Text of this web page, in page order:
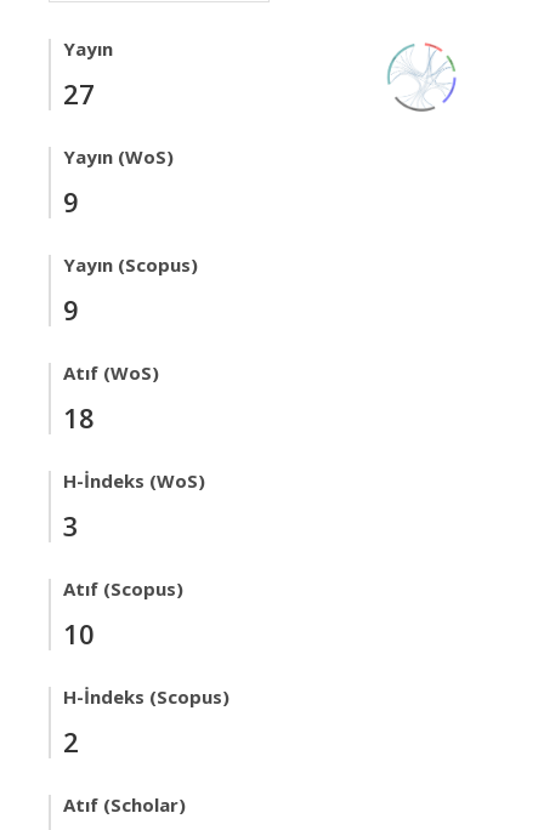
Yayın
27
Yayın (WoS)
9
Yayın (Scopus)
9
Atıf (WoS)
18
H-İndeks (WoS)
3
Atıf (Scopus)
10
H-İndeks (Scopus)
2
Atıf (Scholar)